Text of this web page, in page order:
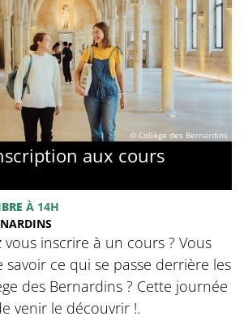
© Collège des Bernardins
aux cours
À 14H
vous inscrire à un cours ? Vous
savoir ce qui se passe derrière les
des Bernardins ? Cette journée
venir le découvrir !.